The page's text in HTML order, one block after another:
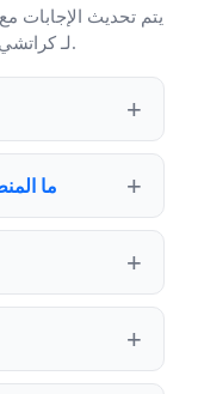
يتم تحديث الإجابات
لـ كراتشي والمنطقة الزمنية وحالة التوقيت الصيفي.
ما